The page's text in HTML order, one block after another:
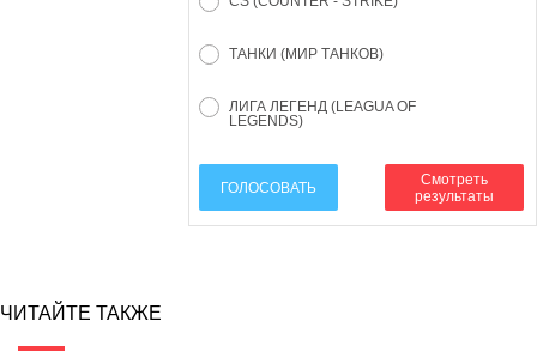
ТАНКИ (МИР ТАНКОВ)
ЛИГА ЛЕГЕНД (LEAGUA OF
LEGENDS)
ГОЛОСОВАТЬ
Смотреть
результаты
ЧИТАЙТЕ ТАКЖЕ